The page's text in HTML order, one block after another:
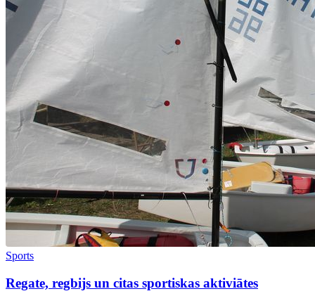
Sports
Regate, regbijs un citas sportiskas aktiviātes